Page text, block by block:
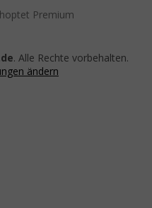
Premium
. Alle Rechte vorbehalten.
ändern